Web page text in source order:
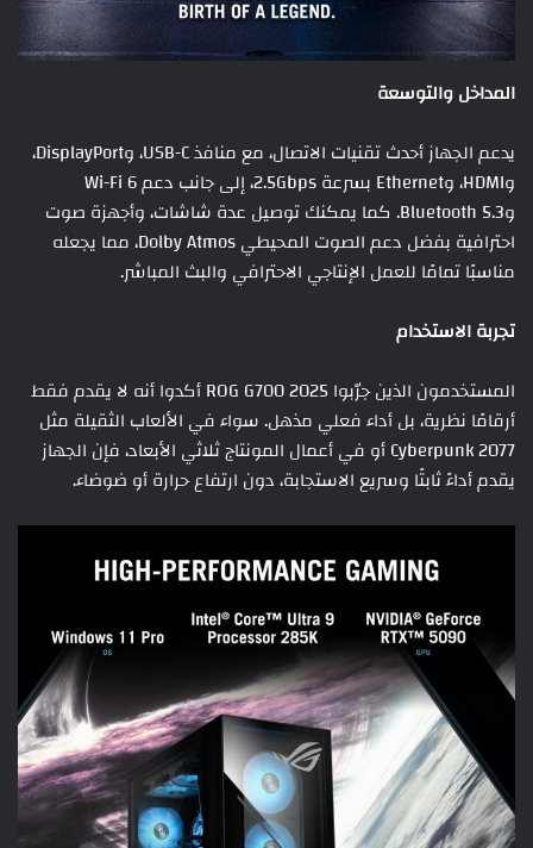
المداخل والتوسعة
يدعم الجهاز أحدث تقنيات الاتصال، مع منافذ USB-C، وDisplayPort،
وHDMI، وEthernet بسرعة 2.5Gbps، إلى جانب دعم Wi-Fi 6
وBluetooth 5.3. كما يمكنك توصيل عدة شاشات، وأجهزة صوت
احترافية بفضل دعم الصوت المحيطي Dolby Atmos، مما يجعله
مناسبًا تمامًا للعمل الإنتاجي الاحترافي والبث المباشر.
تجربة الاستخدام
المستخدمون الذين جرّبوا ROG G700 2025 أكدوا أنه لا يقدم فقط
أرقامًا نظرية، بل أداء فعلي مذهل. سواء في الألعاب الثقيلة مثل
Cyberpunk 2077 أو في أعمال المونتاج ثلاثي الأبعاد، فإن الجهاز
يقدم أداءً ثابتًا وسريع الاستجابة، دون ارتفاع حرارة أو ضوضاء.